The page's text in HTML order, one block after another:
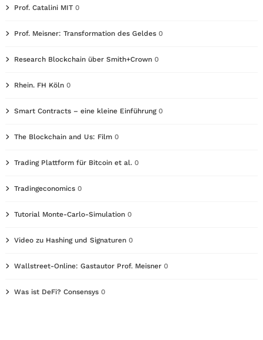
Prof. Catalini MIT 0
Prof. Meisner: Transformation des Geldes 0
Research Blockchain über Smith+Crown 0
Rhein. FH Köln 0
Smart Contracts – eine kleine Einführung0
The Blockchain and Us: Film 0
Trading Plattform für Bitcoin et al. 0
Tradingeconomics 0
Tutorial Monte-Carlo-Simulation 0
Video zu Hashing und Signaturen 0
Wallstreet-Online: Gastautor Prof. Meisner 0
Was ist DeFi? Consensys 0